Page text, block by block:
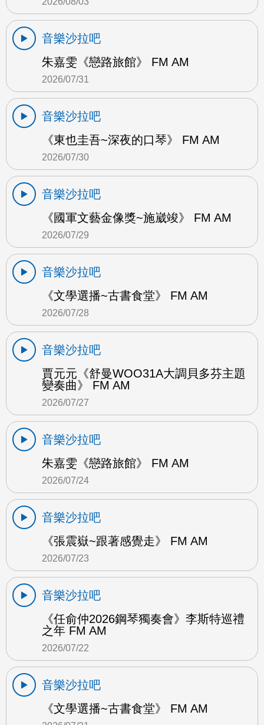
音樂沙拉吧
朱嘉雯《戀路旅館》 FM AM
2026/07/31
音樂沙拉吧
《東也圭吾~深夜的口琴》 FM AM
2026/07/30
音樂沙拉吧
《國軍文藝金像獎~施崴竣》 FM AM
2026/07/29
音樂沙拉吧
《文學選播~古書食堂》 FM AM
2026/07/28
音樂沙拉吧
賈元元《舒曼WOO31A大調貝多芬主題
變奏曲》 FM AM
2026/07/27
音樂沙拉吧
朱嘉雯《戀路旅館》 FM AM
2026/07/24
音樂沙拉吧
《張震嶽~跟著感覺走》 FM AM
2026/07/23
音樂沙拉吧
《任俞仲2026鋼琴獨奏會》李斯特巡禮
之年 FM AM
2026/07/22
音樂沙拉吧
《文學選播~古書食堂》 FM AM